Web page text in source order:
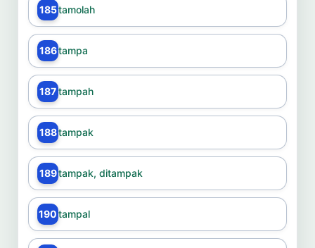
185tamolah
186tampa
187tampah
188tampak
189tampak, ditampak
190tampal